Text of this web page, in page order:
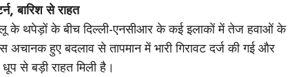
बारिश से राहत
लू के थपेड़ों के बीच दिल्ली-एनसीआर के कई इलाकों में तेज हवाओं के
अचानक हुए बदलाव से तापमान में भारी गिरावट दर्ज की गई और
धूप से बड़ी राहत मिली है।